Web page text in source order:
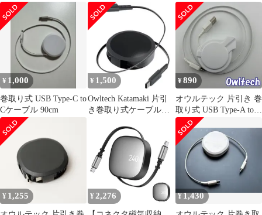
ル/Type-C
ケーブル 90cm
ケーブル 120cm
¥ 1,000
巻取り式 USB Type-C to
Cケーブル 90cm
¥ 1,500
Owltech Katamaki 片引
き巻取り式ケーブル
¥890
オウルテック 片引き 巻
取り式 USB Type-A to C
ケーブル 約80cm
Owltech【1485】
¥ 1,255 ¥ 2,276 ¥1,430